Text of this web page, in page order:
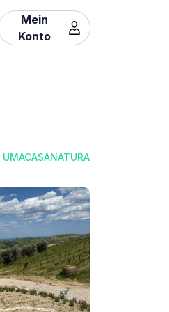
Mein
Konto
UMACASANATURA